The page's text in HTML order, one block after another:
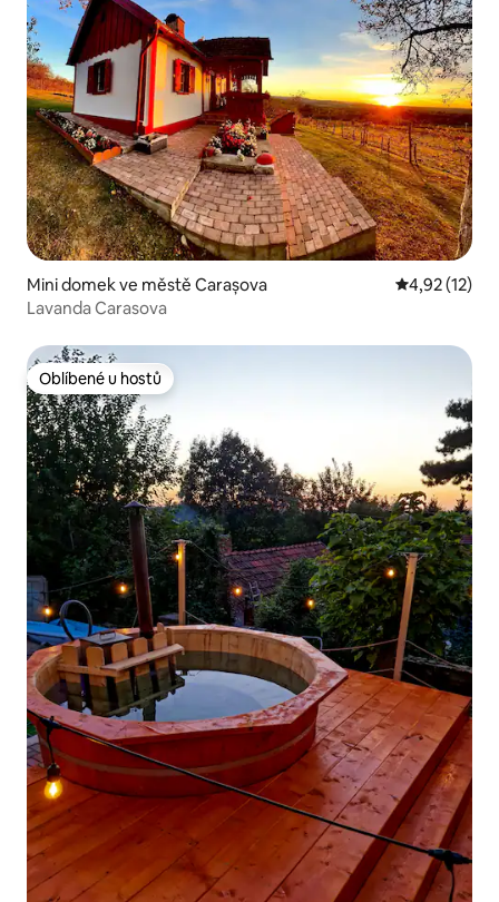
Mini domek ve městě Carașova Průměrné
4,92 (12)
Lavanda Carasova
Oblíbené u hostů
Oblíbené u hostů